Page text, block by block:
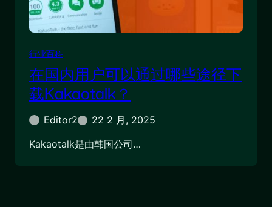
行业百科
在国内用户可以通过哪些途径下
载Kakaotalk？
Editor2
22 2 月, 2025
Kakaotalk是由韩国公司…